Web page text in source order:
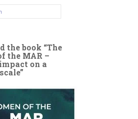
the book “The
the MAR –
on a